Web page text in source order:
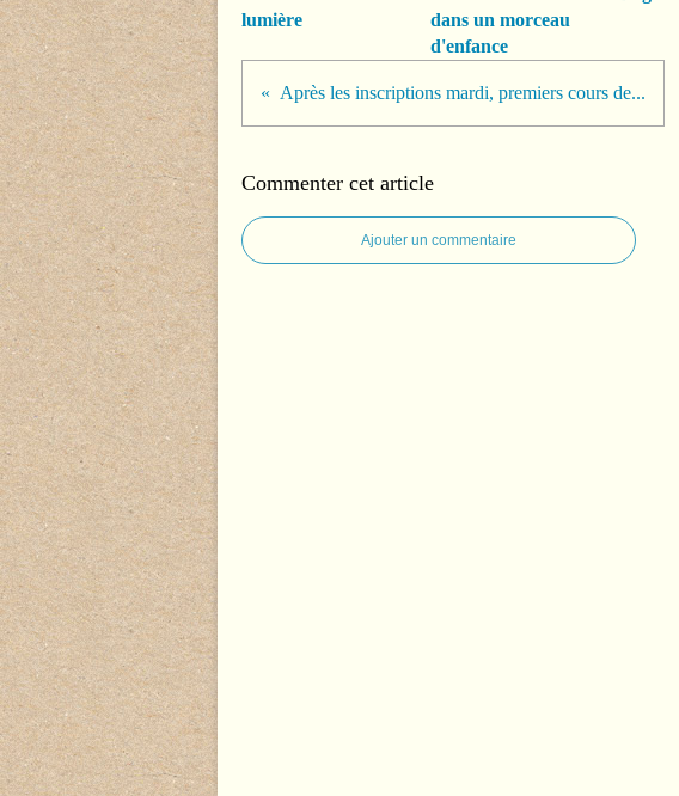
lumière
dans un morceau
d'enfance
Après les inscriptions mardi, premiers cours de...
Commenter cet article
Ajouter un commentaire